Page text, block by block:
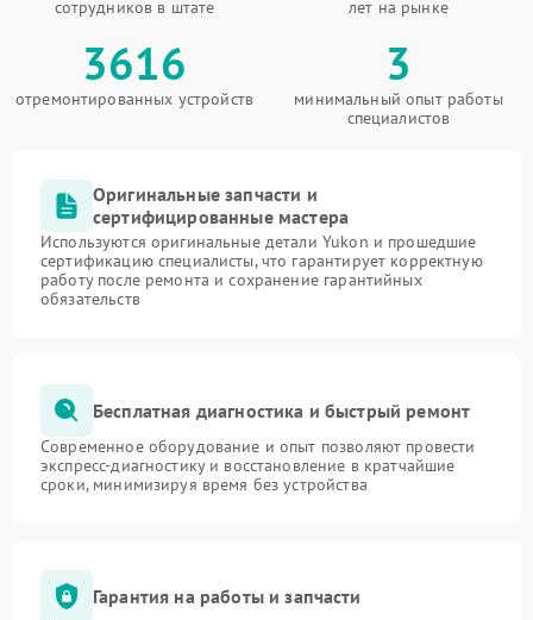
сотрудников в штате лет на рынке
3616
отремонтированных устройств
3
минимальный опыт работы
специалистов
Оригинальные запчасти и
сертифицированные мастера
Используются оригинальные детали Yukon и прошедшие
сертификацию специалисты, что гарантирует корректную
работу после ремонта и сохранение гарантийных
обязательств
Бесплатная диагностика и быстрый ремонт
Современное оборудование и опыт позволяют провести
экспресс-диагностику и восстановление в кратчайшие
сроки, минимизируя время без устройства
Гарантия на работы и запчасти